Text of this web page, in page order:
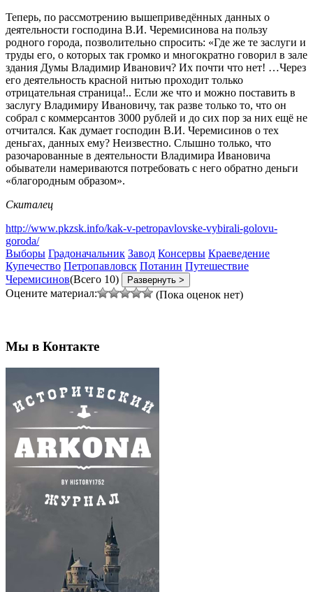
Теперь, по рассмотрению вышеприведённых данных о
деятельности господина В.И. Черемисинова на пользу
родного города, позволительно спросить: «Где же те заслуги и
труды его, о которых так громко и многократно говорил в зале
здания Думы Владимир Иванович? Их почти что нет! …Через
его деятельность красной нитью проходит только
отрицательная страница!.. Если же что и можно поставить в
заслугу Владимиру Ивановичу, так разве только то, что он
собрал с коммерсантов 3000 рублей и до сих пор за них ещё не
отчитался. Как думает господин В.И. Черемисинов о тех
деньгах, данных ему? Неизвестно. Слышно только, что
разочарованные в деятельности Владимира Ивановича
обыватели намериваются потребовать с него обратно деньги
«благородным образом».
Скиталец
http://www.pkzsk.info/kak-v-petropavlovske-vybirali-golovu-
goroda/
Выборы Градоначальник Завод Консервы Краеведение
Купечество Петропавловск Потанин Путешествие
Черемисинов(Всего 10) Развернуть >
Оцените материал: (Пока оценок нет)
Мы в Контакте